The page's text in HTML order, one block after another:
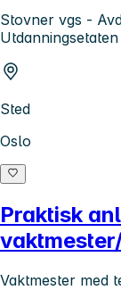
Stovner vgs -
Utdanningsetaten
Sted
Oslo
Praktisk
Vaktmester med